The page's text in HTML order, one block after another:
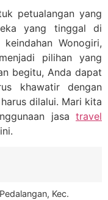
petualangan yang
yang tinggal di
Wonogiri,
pilihan yang
begitu, Anda dapat
khawatir dengan
dilalui. Mari kita
jasa travel
Kec.